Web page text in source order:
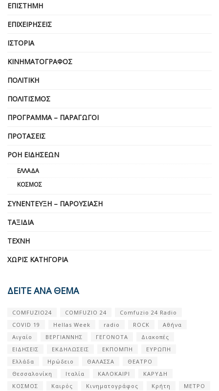
ΕΠΙΣΤΉΜΗ
ΕΠΙΧΕΙΡΗΣΕΙΣ
ΙΣΤΟΡΊΑ
ΚΙΝΗΜΑΤΟΓΡΆΦΟΣ
ΠΟΛΙΤΙΚΉ
ΠΟΛΙΤΙΣΜΌΣ
ΠΡΌΓΡΑΜΜΑ – ΠΑΡΑΓΩΓΟΊ
ΠΡΟΤΆΣΕΙΣ
ΡΟΉ ΕΙΔΉΣΕΩΝ
ΕΛΛΆΔΑ
ΚΌΣΜΟΣ
ΣΥΝΈΝΤΕΥΞΗ – ΠΑΡΟΥΣΊΑΣΗ
ΤΑΞΊΔΙΑ
ΤΈΧΝΗ
ΧΩΡΊΣ ΚΑΤΗΓΟΡΊΑ
ΔΕΙΤΕ ΑΝΑ ΘΕΜΑ
COMFUZIO24 COMFUZIO 24
Comfuzio 24 Radio
COVID 19
Hellas Week radio ROCK
Αθήνα
Αιγαίο
ΒΕΡΓΙΑΝΝΗΣ ΓΕΓΟΝΟΤΑ
Διακοπές
ΕΙΔΗΣΕΙΣ
ΕΚΔΗΛΩΣΕΙΣ ΕΚΠΟΜΠΗ
ΕΥΡΩΠΗ
Ελλάδα
Ηρώδειο ΘΑΛΑΣΣΑ
ΘΕΑΤΡΟ
Θεσσαλονίκη
Ιταλία ΚΑΛΟΚΑΙΡΙ
ΚΑΡΥΔΗ
ΚΟΣΜΟΣ
Καιρός Κινηματογράφος Κρήτη ΜΕΤΡΟ